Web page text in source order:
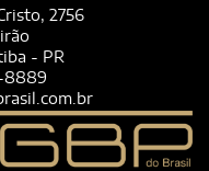
2756
- PR
8889